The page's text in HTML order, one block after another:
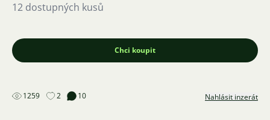
12 dostupných kusů
Chci koupit
1259 2 10 Nahlásit inzerát